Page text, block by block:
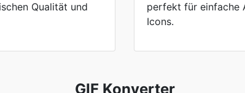
Qualität und
perfekt für einfache
Icons.
GIF Konverter